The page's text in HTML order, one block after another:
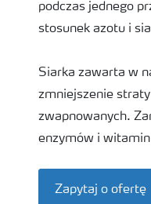
podczas jednego przejazdu azotu oraz siarki w relacji pomiędzy
stosunek azotu i
Siarka zawarta w
zmniejszenie
zwapnowanych.
enzymów i
Zapytaj o ofertę